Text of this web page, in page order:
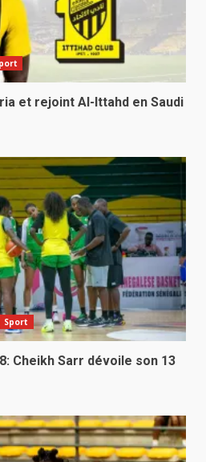
et rejoint Al-Ittahd en Saudi
Sport
Cheikh Sarr dévoile son 13